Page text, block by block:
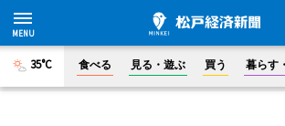
35°C 食べる 見る・遊ぶ 買う 暮らす